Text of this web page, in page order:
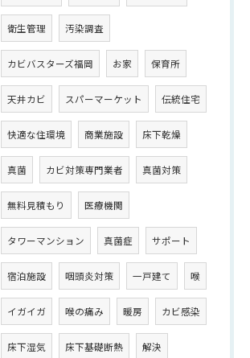
衛生管理 汚染調査
カビバスターズ福岡 お家 保育所
天井カビ スパーマーケット 伝統住宅
快適な住環境 商業施設 床下乾燥
真菌 カビ対策専門業者 真菌対策
無料見積もり 医療機関
タワーマンション 真菌症 サポート
宿泊施設 咽頭炎対策 一戸建て 喉
イガイガ 喉の痛み 暖房 カビ感染
床下湿気 床下基礎断熱 解決